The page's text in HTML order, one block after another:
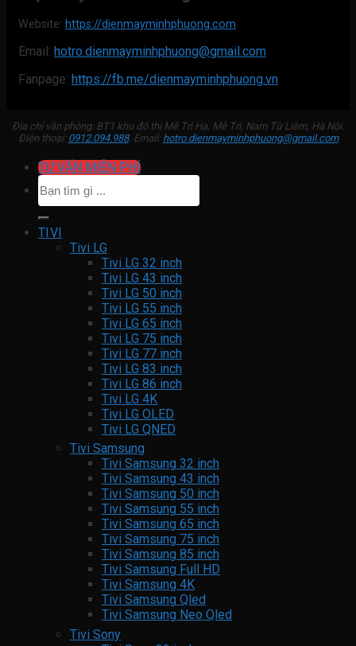
Website: https://dienmayminhphuong.com
Email: hotro.dienmayminhphuong@gmail.com
Fanpage: https://fb.me/dienmayminhphuong.vn
Địa chỉ văn phòng: BT1 khu đô thị Mễ Trì Hạ, Mễ Trì, Nam Từ Liêm, Hà Nội.
Điện thoại: 0912.094.988. Email: hotro.dienmayminhphuong@gmail.com
TƯ VẤN MIỄN PHÍ
Tìm
kiếm:
TIVI
Tivi LG
Tivi LG 32 inch
Tivi LG 43 inch
Tivi LG 50 inch
Tivi LG 55 inch
Tivi LG 65 inch
Tivi LG 75 inch
Tivi LG 77 inch
Tivi LG 83 inch
Tivi LG 86 inch
Tivi LG 4K
Tivi LG OLED
Tivi LG QNED
Tivi Samsung
Tivi Samsung 32 inch
Tivi Samsung 43 inch
Tivi Samsung 50 inch
Tivi Samsung 55 inch
Tivi Samsung 65 inch
Tivi Samsung 75 inch
Tivi Samsung 85 inch
Tivi Samsung Full HD
Tivi Samsung 4K
Tivi Samsung Qled
Tivi Samsung Neo Qled
Tivi Sony